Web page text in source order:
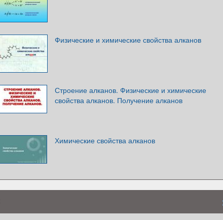
Физические и химические свойства алканов
Строение алканов. Физические и химические
свойства алканов. Получение алканов
Химические свойства алканов